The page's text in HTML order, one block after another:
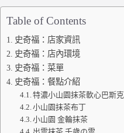
Table of Contents
史奇福：店家資訊
史奇福：店內環境
史奇福：菜單
史奇福：餐點介紹
特濃小山園抹茶軟心巴斯克
小山園抹茶布丁
小山園 金輪抹茶